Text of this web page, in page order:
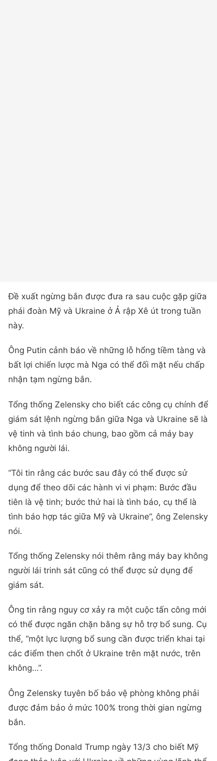
Đề xuất ngừng bắn được đưa ra sau cuộc gặp giữa
phái đoàn Mỹ và Ukraine ở Ả rập Xê út trong tuần
này.
Ông Putin cảnh báo về những lỗ hổng tiềm tàng và
bất lợi chiến lược mà Nga có thể đối mặt nếu chấp
nhận tạm ngừng bắn.
Tổng thống Zelensky cho biết các công cụ chính để
giám sát lệnh ngừng bắn giữa Nga và Ukraine sẽ là
vệ tinh và tình báo chung, bao gồm cả máy bay
không người lái.
“Tôi tin rằng các bước sau đây có thể được sử
dụng để theo dõi các hành vi vi phạm: Bước đầu
tiên là vệ tinh; bước thứ hai là tình báo, cụ thể là
tình báo hợp tác giữa Mỹ và Ukraine”, ông Zelensky
nói.
Tổng thống Zelensky nói thêm rằng máy bay không
người lái trinh sát cũng có thể được sử dụng để
giám sát.
Ông tin rằng nguy cơ xảy ra một cuộc tấn công mới
có thể được ngăn chặn bằng sự hỗ trợ bổ sung. Cụ
thể, “một lực lượng bổ sung cần được triển khai tại
các điểm then chốt ở Ukraine trên mặt nước, trên
không…”.
Ông Zelensky tuyên bố bảo vệ phòng không phải
được đảm bảo ở mức 100% trong thời gian ngừng
bắn.
Tổng thống Donald Trump ngày 13/3 cho biết Mỹ